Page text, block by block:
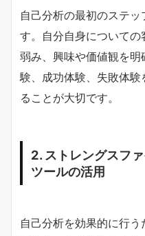
自己分析の最初のステ
す。自分自身についての
弱み、興味や価値観を
験、成功体験、失敗体
ることが大切です。
2. ストレングスフ
ツールの活用
自己分析を効果的に行